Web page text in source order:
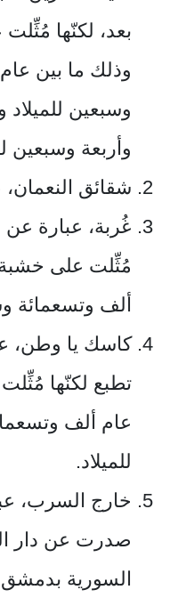
بعد، لكنّها
وذلك ما بين
وسبعين
وأربعة وسبعين
شقائق
غُربة، عبارة عن
مُثِّلت على
ألف وتسعمائة
كاسك يا وطن،
تطبع لكنّها
عام ألف
للميلاد.
خارج السرب،
صدرت عن دار
السورية